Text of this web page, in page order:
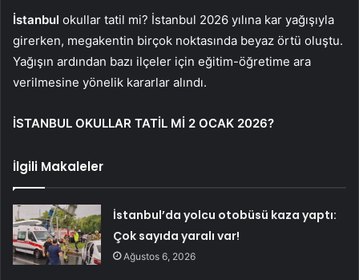
İstanbul okullar tatil mi? İstanbul 2026 yılına kar yağışıyla
girerken, megakentin birçok noktasında beyaz örtü oluştu.
Yağışın ardından bazı ilçeler için eğitim-öğretime ara
verilmesine yönelik kararlar alındı.
İSTANBUL OKULLAR TATİL Mİ 2 OCAK 2026?
İlgili Makaleler
İstanbul’da yolcu otobüsü kaza yaptı:
Çok sayıda yaralı var!
Ağustos 6, 2026